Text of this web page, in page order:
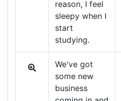
reason, I feel
sleepy when I
start
studying.
We've got
some new
business